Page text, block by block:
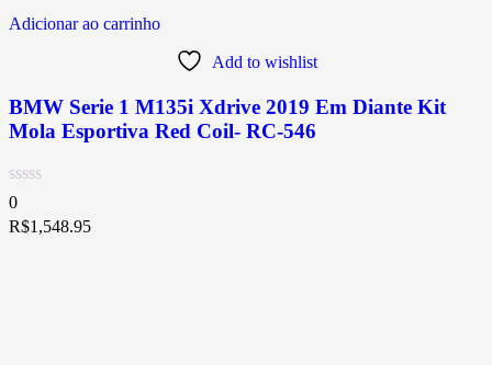
Adicionar ao carrinho
Add to wishlist
BMW Serie 1 M135i Xdrive 2019 Em Diante Kit
Mola Esportiva Red Coil- RC-546
0
R$1,548.95